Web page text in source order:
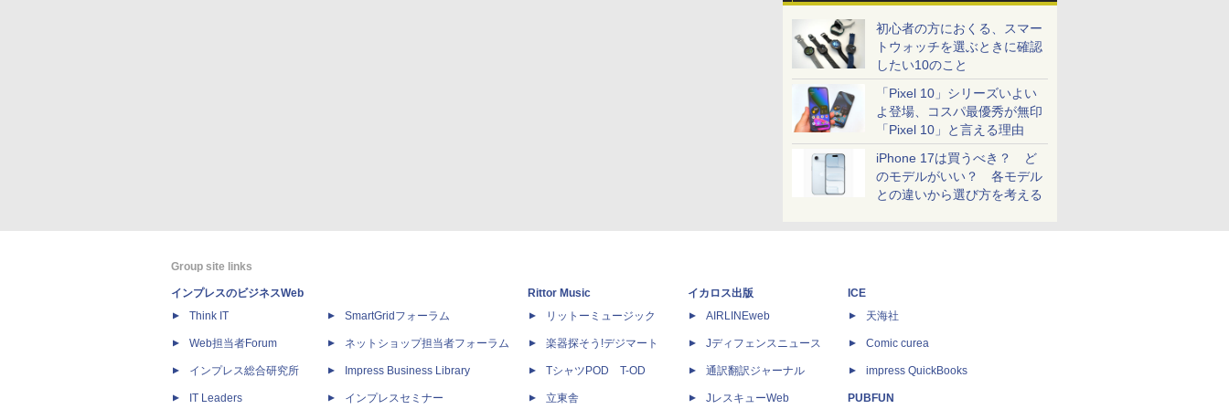
初心者の方におくる、スマー
トウォッチを選ぶときに確認
したい10のこと
「Pixel 10」シリーズいよい
よ登場、コスパ最優秀が無印
「Pixel 10」と言える理由
iPhone 17は買うべき？ ど
のモデルがいい？ 各モデル
との違いから選び方を考える
Group site links
インプレスのビジネスWeb
Think IT
Web担当者Forum
インプレス総合研究所
IT Leaders
SmartGridフォーラム
ネットショップ担当者フォーラム
Impress Business Library
インプレスセミナー
Rittor Music
リットーミュージック
楽器探そう!デジマート
TシャツPOD T-OD
立東舎
イカロス出版
AIRLINEweb
Jディフェンスニュース
通訳翻訳ジャーナル
JレスキューWeb
ICE
天海社
Comic curea
impress QuickBooks
PUBFUN